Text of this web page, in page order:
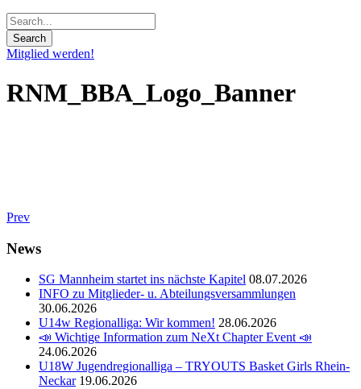
Mitglied werden!
RNM_BBA_Logo_Banner
Prev
News
SG Mannheim startet ins nächste Kapitel 08.07.2026
INFO zu Mitglieder- u. Abteilungsversammlungen
30.06.2026
U14w Regionalliga: Wir kommen! 28.06.2026
📣 Wichtige Information zum NeXt Chapter Event 📣
24.06.2026
U18W Jugendregionalliga – TRYOUTS Basket Girls Rhein-
Neckar 19.06.2026